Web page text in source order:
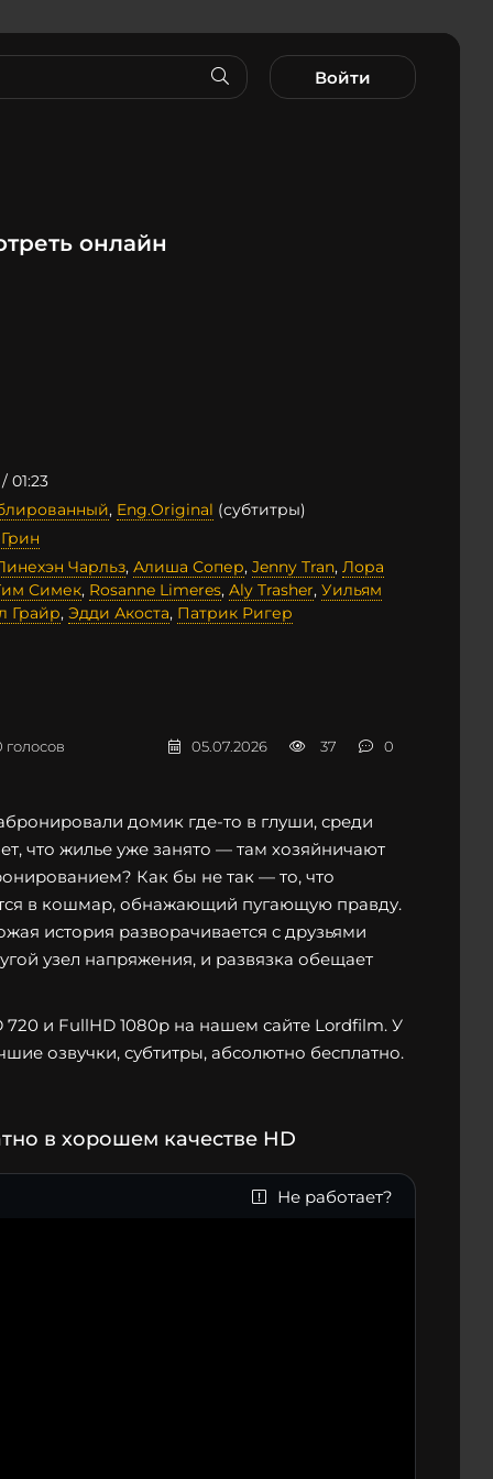
Войти
онлайн
01:23
, Eng.Original (субтитры)
Чарльз, Алиша Сопер, Jenny Tran, Лора
Симек, Rosanne Limeres, Aly Trasher, Уильям
Грайр, Эдди Акоста, Патрик Ригер
голосов 05.07.2026 37 0
домик где-то в глуши, среди
что жилье уже занято — там хозяйничают
Как бы не так — то, что
в кошмар, обнажающий пугающую правду.
история разворачивается с друзьями
узел напряжения, и развязка обещает
и FullHD 1080p на нашем сайте Lordfilm. У
озвучки, субтитры, абсолютно бесплатно.
в хорошем качестве HD
Не работает?